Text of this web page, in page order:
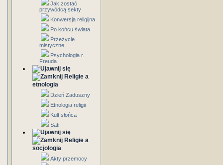
Jak zostać
przywódcą sekty
Konwersja religijna
Po końcu świata
Przeżycie
mistyczne
Psychologia r.
Freuda
Religie a
etnologia
Dzień Zaduszny
Etnologia religii
Kult słońca
Sati
Religie a
socjologia
Akty przemocy